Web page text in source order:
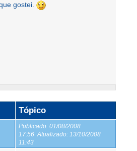
gostei.
Tópico
Publicado: 01/08/2008
17:56 Atualizado: 13/10/2008
11:43